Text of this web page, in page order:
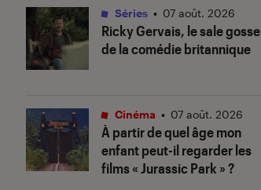
Ricky Gervais, le sale gosse
de la comédie britannique
Séries • 07 août. 2026
À partir de quel âge mon
enfant peut-il regarder les
films « Jurassic Park » ?
Cinéma • 07 août. 2026